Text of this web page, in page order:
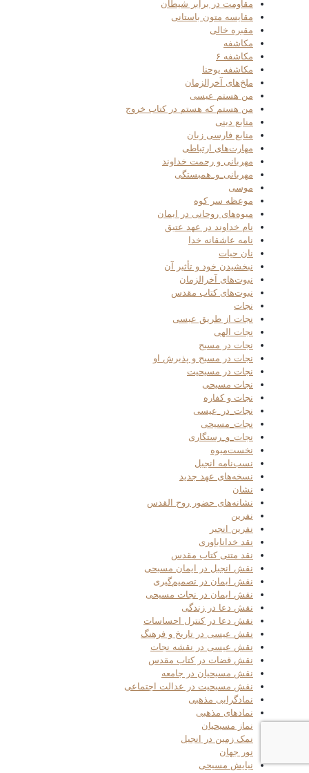
مقاومت در برابر شیطان
مقایسه متون باستانی
مقبره خالی
مکاشفه
مکاشفه ۶
مکاشفه یوحنا
ملخ‌های آخرالزمان
من هستم عیسی
من هستم که هستم در کتاب خروج
منابع دینی
منابع فارسی زبان
مهارت‌های ارتباطی
مهربانی و رحمت خداوند
مهربانی_و_همبستگی
موسی
موعظه سر کوه
میوه‌های روحانی در ایمان
نام خداوند در عهد عتیق
نامه عاشقانه خدا
نان حیات
نبخشیدن خود و تأثیر آن
نبوت‌های آخرالزمان
نبوت‌های کتاب مقدس
نجات
نجات از طریق عیسی
نجات الهی
نجات در مسیح
نجات در مسیح و پذیرش او
نجات در مسیحیت
نجات مسیحی
نجات و کفاره
نجات_در_عیسی
نجات_مسیحی
نجات_و_رستگاری
نخست‌میوه
نسب‌نامه انجیل
نسخه‌های عهد جدید
نشان
نشانه‌های حضور روح القدس
نفرین
نفرین انجیر
نقد خداناباوری
نقد متنی کتاب مقدس
نقش انجیل در ایمان مسیحی
نقش ایمان در تصمیم‌گیری
نقش ایمان در نجات مسیحی
نقش دعا در زندگی
نقش دعا در کنترل احساسات
نقش عیسی در تاریخ و فرهنگ
نقش عیسی در نقشه نجات
نقش قضات در کتاب مقدس
نقش مسیحیان در جامعه
نقش مسیحیت در عدالت اجتماعی
نمادگرایی مذهبی
نمادهای مذهبی
نماز مسیحیان
نمک زمین در انجیل
نور جهان
نیایش مسیحی